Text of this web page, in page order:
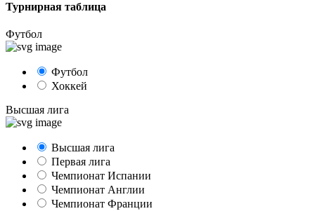
Турнирная таблица
Футбол
Футбол
Хоккей
Высшая лига
Высшая лига
Первая лига
Чемпионат Испании
Чемпионат Англии
Чемпионат Франции